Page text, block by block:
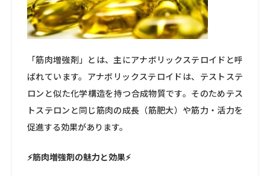
「筋肉増強剤」とは、主にアナボリックステロイドと呼
ばれています。アナボリックステロイドは、テストステ
ロンと似た化学構造を持つ合成物質です。そのためテス
トステロンと同じ筋肉の成長（筋肥大）や筋力・活力を
促進する効果があります。
⚡筋肉増強剤の魅力と効果⚡